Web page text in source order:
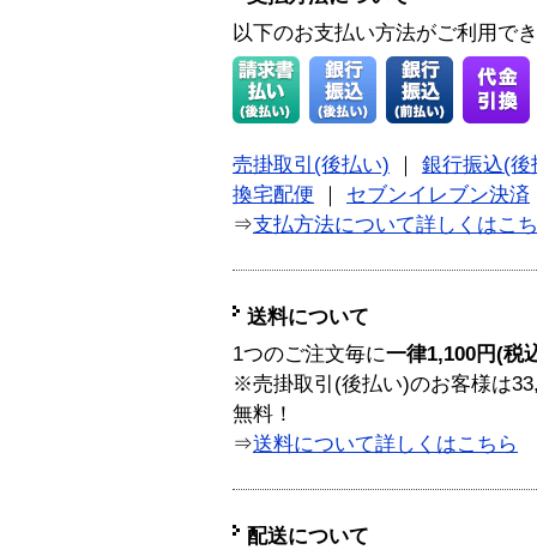
以下のお支払い方法がご利用で
売掛取引(後払い) ｜ 銀行振込(後
換宅配便 ｜ セブンイレブン決済
⇒支払方法について詳しくはこ
送料について
1つのご注文毎に一律1,100円(税
※売掛取引(後払い)のお客様は
無料！
⇒送料について詳しくはこちら
配送について